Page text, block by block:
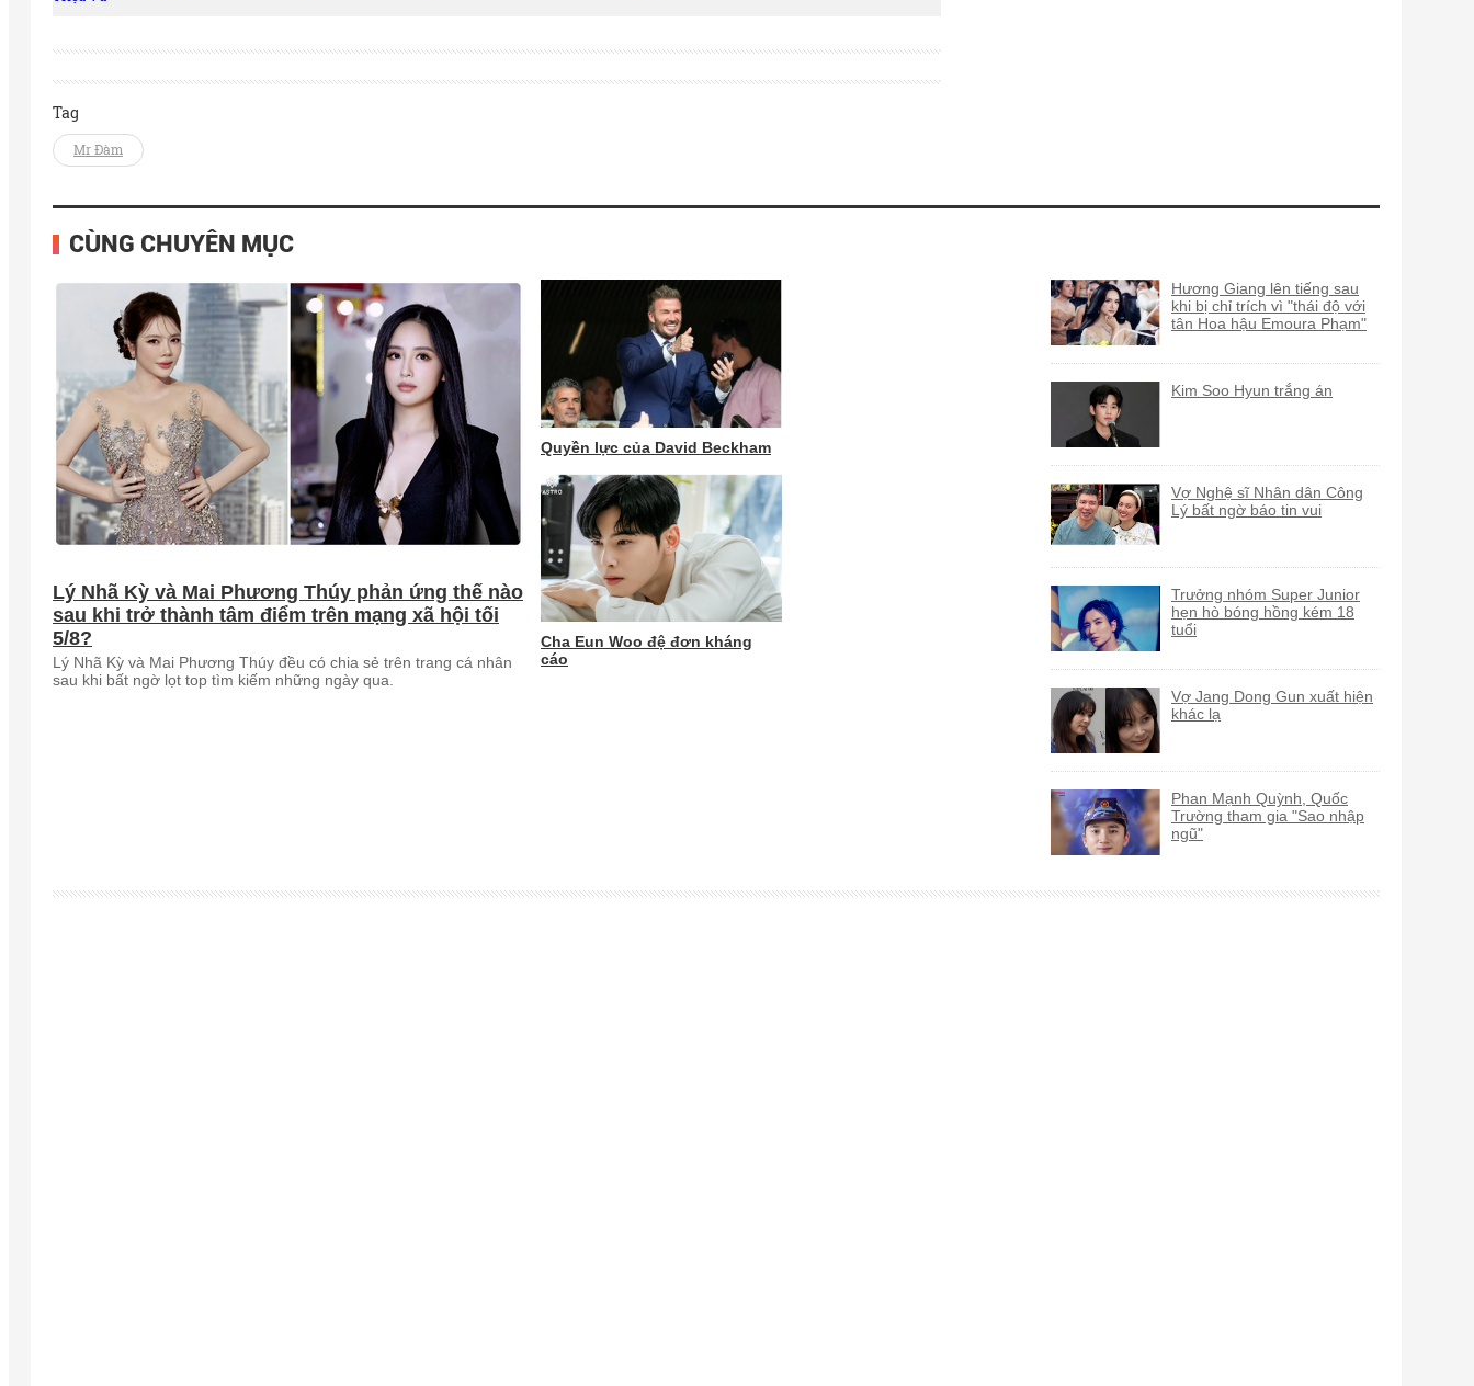
Tag
Mr Đàm
CÙNG CHUYÊN MỤC
Lý Nhã Kỳ và Mai Phương Thúy phản ứng thế nào
sau khi trở thành tâm điểm trên mạng xã hội tối
5/8?
Lý Nhã Kỳ và Mai Phương Thúy đều có chia sẻ trên trang cá nhân
sau khi bất ngờ lọt top tìm kiếm những ngày qua.
Quyền lực của David Beckham
Cha Eun Woo đệ đơn kháng
cáo
Hương Giang lên tiếng sau
khi bị chỉ trích vì "thái độ với
tân Hoa hậu Emoura Phạm"
Kim Soo Hyun trắng án
Vợ Nghệ sĩ Nhân dân Công
Lý bất ngờ báo tin vui
Trưởng nhóm Super Junior
hẹn hò bóng hồng kém 18
tuổi
Vợ Jang Dong Gun xuất hiện
khác lạ
Phan Mạnh Quỳnh, Quốc
Trường tham gia "Sao nhập
ngũ"